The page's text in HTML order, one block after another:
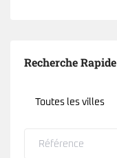
Recherche Rapide
Toutes les villes